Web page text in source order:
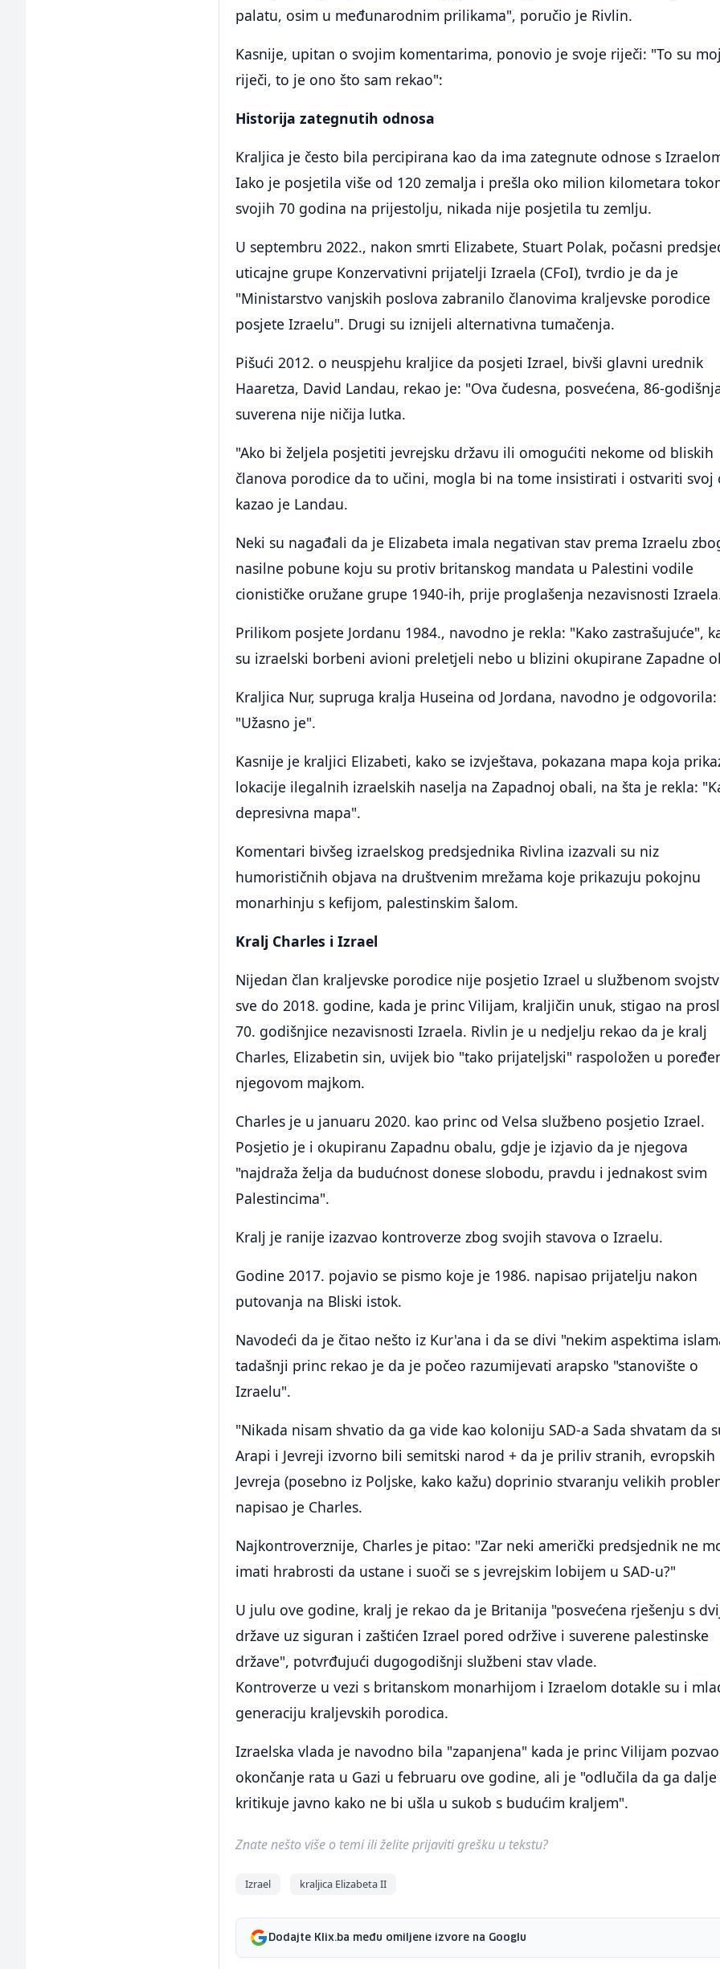
palatu, osim u međunarodnim prilikama", poručio je Rivlin.
Kasnije, upitan o svojim komentarima, ponovio je svoje riječi: "To su
riječi, to je ono što sam rekao":
Historija zategnutih odnosa
Kraljica je često bila percipirana kao da ima zategnute odnose s
Iako je posjetila više od 120 zemalja i prešla oko milion kilometara
svojih 70 godina na prijestolju, nikada nije posjetila tu zemlju.
U septembru 2022., nakon smrti Elizabete, Stuart Polak, počasni
uticajne grupe Konzervativni prijatelji Izraela (CFoI), tvrdio je da je
"Ministarstvo vanjskih poslova zabranilo članovima kraljevske porodice
posjete Izraelu". Drugi su iznijeli alternativna tumačenja.
Pišući 2012. o neuspjehu kraljice da posjeti Izrael, bivši glavni urednik
Haaretza, David Landau, rekao je: "Ova čudesna, posvećena, 86-
suverena nije ničija lutka.
"Ako bi željela posjetiti jevrejsku državu ili omogućiti nekome od bliskih
članova porodice da to učini, mogla bi na tome insistirati i ostvariti svoj
kazao je Landau.
Neki su nagađali da je Elizabeta imala negativan stav prema Izraelu
nasilne pobune koju su protiv britanskog mandata u Palestini vodile
cionističke oružane grupe 1940-ih, prije proglašenja nezavisnosti
Prilikom posjete Jordanu 1984., navodno je rekla: "Kako zastrašujuće",
su izraelski borbeni avioni preletjeli nebo u blizini okupirane Zapadne
Kraljica Nur, supruga kralja Huseina od Jordana, navodno je odgovorila:
"Užasno je".
Kasnije je kraljici Elizabeti, kako se izvještava, pokazana mapa koja
lokacije ilegalnih izraelskih naselja na Zapadnoj obali, na šta je rekla:
depresivna mapa".
Komentari bivšeg izraelskog predsjednika Rivlina izazvali su niz
humorističnih objava na društvenim mrežama koje prikazuju pokojnu
monarhinju s kefijom, palestinskim šalom.
Kralj Charles i Izrael
Nijedan član kraljevske porodice nije posjetio Izrael u službenom
sve do 2018. godine, kada je princ Vilijam, kraljičin unuk, stigao na
70. godišnjice nezavisnosti Izraela. Rivlin je u nedjelju rekao da je kralj
Charles, Elizabetin sin, uvijek bio "tako prijateljski" raspoložen u
njegovom majkom.
Charles je u januaru 2020. kao princ od Velsa službeno posjetio Izrael.
Posjetio je i okupiranu Zapadnu obalu, gdje je izjavio da je njegova
"najdraža želja da budućnost donese slobodu, pravdu i jednakost svim
Palestincima".
Kralj je ranije izazvao kontroverze zbog svojih stavova o Izraelu.
Godine 2017. pojavio se pismo koje je 1986. napisao prijatelju nakon
putovanja na Bliski istok.
Navodeći da je čitao nešto iz Kur'ana i da se divi "nekim aspektima
tadašnji princ rekao je da je počeo razumijevati arapsko "stanovište o
Izraelu".
"Nikada nisam shvatio da ga vide kao koloniju SAD-a Sada shvatam da
Arapi i Jevreji izvorno bili semitski narod + da je priliv stranih, evropskih
Jevreja (posebno iz Poljske, kako kažu) doprinio stvaranju velikih
napisao je Charles.
Najkontroverznije, Charles je pitao: "Zar neki američki predsjednik ne
imati hrabrosti da ustane i suoči se s jevrejskim lobijem u SAD-u?"
U julu ove godine, kralj je rekao da je Britanija "posvećena rješenju s
države uz siguran i zaštićen Izrael pored održive i suverene palestinske
države", potvrđujući dugogodišnji službeni stav vlade.
Kontroverze u vezi s britanskom monarhijom i Izraelom dotakle su i
generaciju kraljevskih porodica.
Izraelska vlada je navodno bila "zapanjena" kada je princ Vilijam
okončanje rata u Gazi u februaru ove godine, ali je "odlučila da ga dalje
kritikuje javno kako ne bi ušla u sukob s budućim kraljem".
Znate nešto više o temi ili želite prijaviti grešku u tekstu?
Izrael kraljica Elizabeta II
Dodajte Klix.ba među omiljene izvore na Googlu